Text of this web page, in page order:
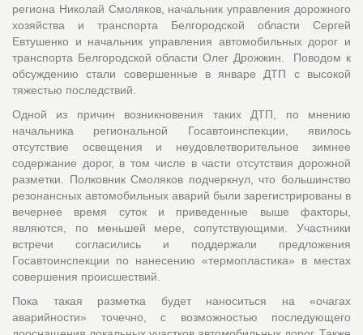
региона Николай Смоляков, начальник управления дорожного
хозяйства и транспорта Белгородской области Сергей
Евтушенко и начальник управления автомобильных дорог и
транспорта Белгородской области Олег Дрожжин. Поводом к
обсуждению стали совершенные в январе ДТП с высокой
тяжестью последствий.
Одной из причин возникновения таких ДТП, по мнению
начальника региональной Госавтоинспекции, явилось
отсутствие освещения и неудовлетворительное зимнее
содержание дорог, в том числе в части отсутствия дорожной
разметки. Полковник Смоляков подчеркнул, что большинство
резонансных автомобильных аварий были зарегистрированы в
вечернее время суток и приведенные выше факторы,
являются, по меньшей мере, сопутствующими. Участники
встречи согласились и поддержали предложения
Госавтоинспекции по нанесению «термопластика» в местах
совершения происшествий.
Пока такая разметка будет наноситься на «очагах
аварийности» точечно, с возможностью последующего